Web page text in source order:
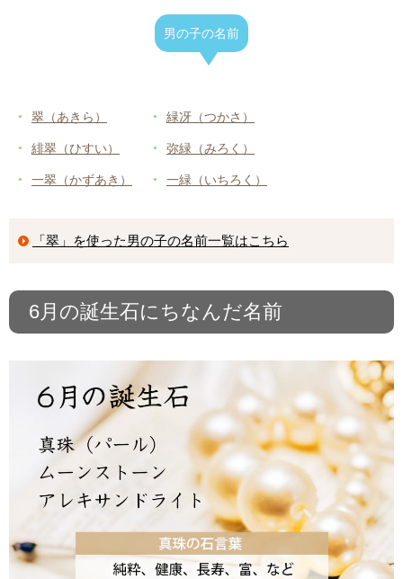
男の子の名前
翠（あきら）
緋翠（ひすい）
一翠（かずあき）
緑冴（つかさ）
弥緑（みろく）
一緑（いちろく）
「翠」を使った男の子の名前一覧はこちら
6月の誕生石にちなんだ名前